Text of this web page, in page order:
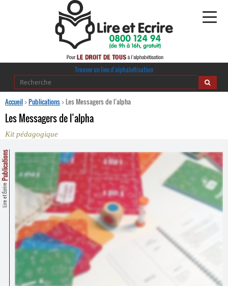
Alphabétisation
Regards croisés
Ressources pédagogiques
Comprendre et parler
Bienvenue en Belgique
Contacts
Trouver un lieu d’alphabétisation
Trouver un lieu d’alphabétisation
Accueil>Publications>Les Messagers de l’alpha
Les Messagers de l’alpha
Kit pédagogique
Lire et Écrire
Publications